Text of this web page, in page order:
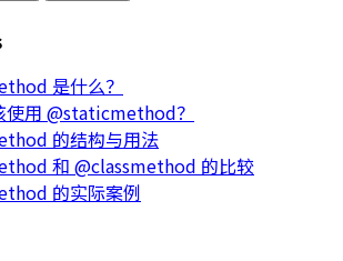
是什么？
使用 @staticmethod？
的结构与用法
和 @classmethod 的比较
的实际案例